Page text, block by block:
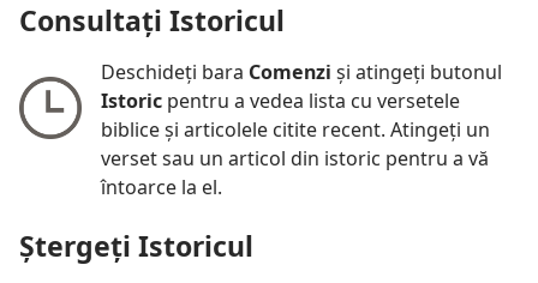
Consultați Istoricul
Deschideți bara Comenzi și atingeți butonul
Istoric pentru a vedea lista cu versetele
biblice și articolele citite recent. Atingeți un
verset sau un articol din istoric pentru a vă
întoarce la el.
Ștergeți Istoricul